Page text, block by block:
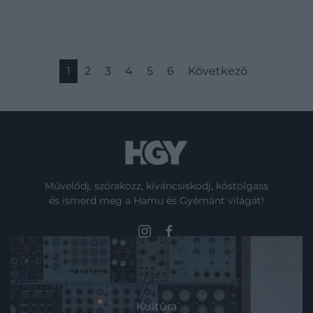
1 2 3 4 5 6 Következő
Művelődj, szórakozz, kíváncsiskodj, kóstolgass
és ismerd meg a Hamu és Gyémánt világát!
ROVATOK
Kultúra